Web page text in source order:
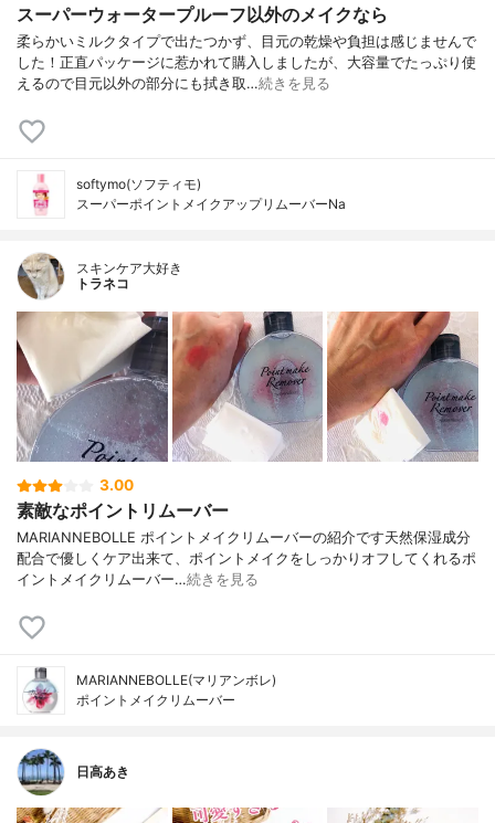
スーパーウォータープルーフ以外のメイクなら
柔らかいミルクタイプで出たつかず、目元の乾燥や負担は感じませんで
した！正直パッケージに惹かれて購入しましたが、大容量でたっぷり使
えるので目元以外の部分にも拭き取…続きを見る
softymo(ソフティモ)
スーパーポイントメイクアップリムーバーNa
スキンケア大好き
トラネコ
3.00
素敵なポイントリムーバー
MARIANNEBOLLE ポイントメイクリムーバーの紹介です天然保湿成分
配合で優しくケア出来て、ポイントメイクをしっかりオフしてくれるポ
イントメイクリムーバー…続きを見る
MARIANNEBOLLE(マリアンボレ)
ポイントメイクリムーバー
日高あき